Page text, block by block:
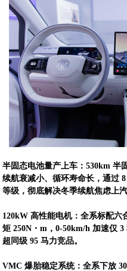
半固态电池量产上车：530km 半
续航衰减小、循环寿命长，通过
等级，彻底解决冬季续航焦虑上汽
120kW 高性能电机：全系标配六
矩 250N・m，0-50km/h 加速仅
超同级 95 马力竞品。
VMC 爆胎稳定系统：全系下放